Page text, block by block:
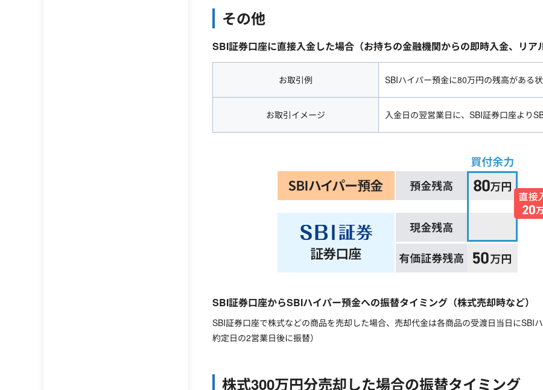
その他
SBI証券口座に直接入金した場合（お持ちの金融機関からの即時入金、リア
お取引例 SBIハイパー預金に80万円の残高がある
お取引イメージ 入金日の翌営業日に、SBI証券口座より
SBI証券口座からSBIハイパー預金への振替タイミング（株式売却時など）
SBI証券口座で株式などの商品を売却した場合、売却代金は各商品の受渡日当日にSBI
約定日の2営業日後に振替）
株式300万円分売却した場合の振替タイミング